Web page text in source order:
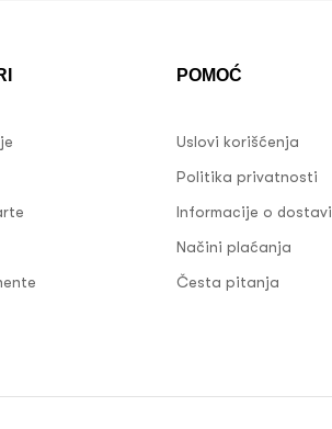
POMOĆ
Uslovi korišćenja
Politika privatnosti
Informacije o dostavi
Načini plaćanja
Česta pitanja